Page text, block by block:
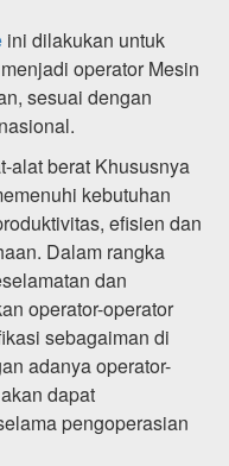
ini dilakukan untuk
operator Mesin
sesuai dengan
alat berat Khususnya
kebutuhan
efisien dan
Dalam rangka
dan
operator-operator
sebagaiman di
adanya operator-
dapat
pengoperasian